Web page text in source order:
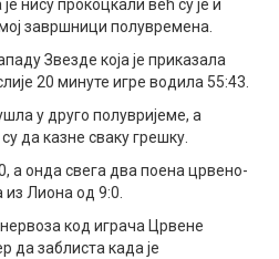
нису прокоцкали већ су је и
завршници полувремена.
Звезде која је приказала
20 минуте игре водила 55:43.
у друго полувријеме, а
да казне сваку грешку.
а онда свега два поена црвено-
из Лиона од 9:0.
код играча Црвене
да заблиста када је